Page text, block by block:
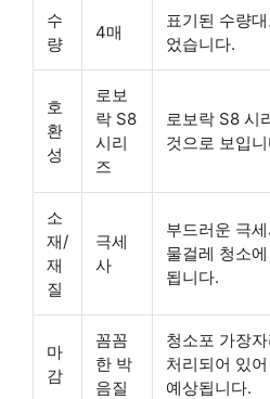
수
량
4매
표기된 수량
었습니다.
호
환
성
로보
락 S8
시리
즈
로보락 S8 시
것으로 보입
소
재/
재
질
극세
사
부드러운 극
물걸레 청소
됩니다.
마
감
꼼꼼
한 박
음질
청소포 가장
처리되어 있
예상됩니다.